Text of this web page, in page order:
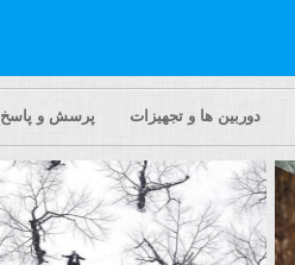
دوربین ها و تجهیزات پرسش و پاسخ